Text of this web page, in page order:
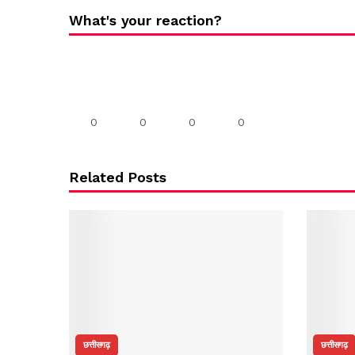
What's your reaction?
0 0 0 0
Related Posts
छत्तीसगढ़ छत्तीसगढ़